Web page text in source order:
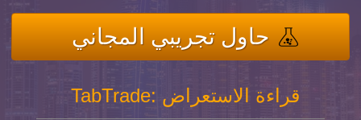
حاول تجريبي المجاني
TabTrade: قراءة الاستعراض